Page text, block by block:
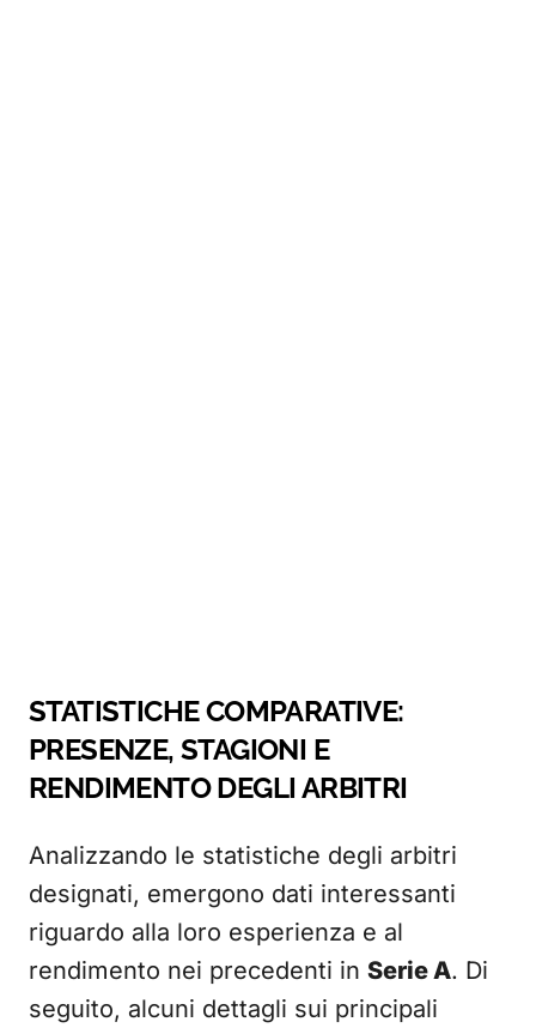
STATISTICHE COMPARATIVE:
PRESENZE, STAGIONI E
RENDIMENTO DEGLI ARBITRI
Analizzando le statistiche degli arbitri
designati, emergono dati interessanti
riguardo alla loro esperienza e al
rendimento nei precedenti in Serie A. Di
seguito, alcuni dettagli sui principali